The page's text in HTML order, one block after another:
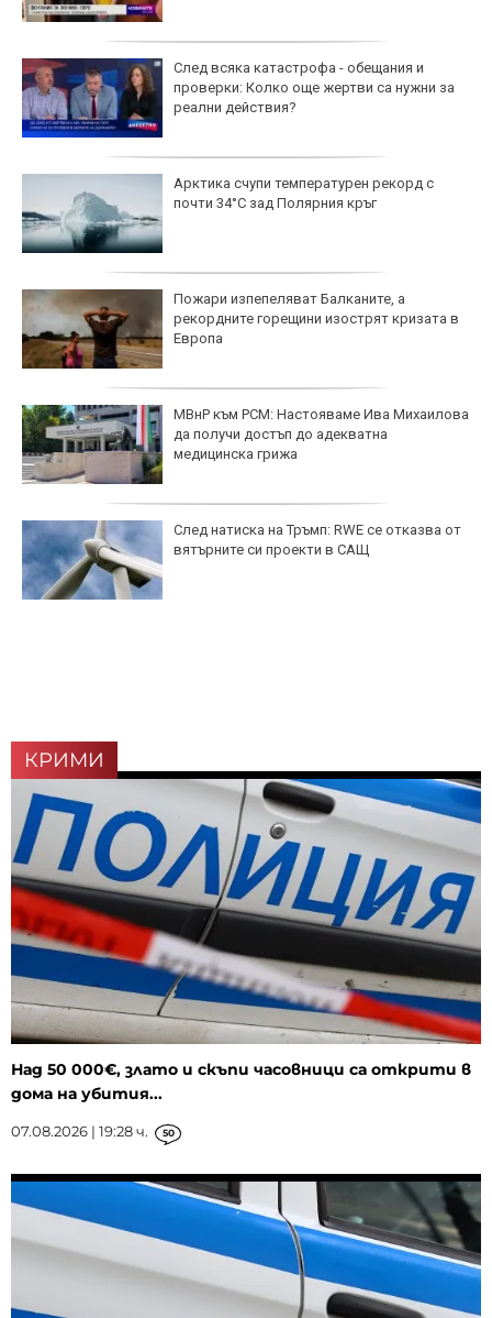
След всяка катастрофа - обещания и
проверки: Колко още жертви са нужни за
реални действия?
Арктика счупи температурен рекорд с
почти 34°C зад Полярния кръг
Пожари изпепеляват Балканите, а
рекордните горещини изострят кризата в
Европа
МВнР към РСМ: Настояваме Ива Михаилова
да получи достъп до адекватна
медицинска грижа
След натиска на Тръмп: RWE се отказва от
вятърните си проекти в САЩ
КРИМИ
Над 50 000€, злато и скъпи часовници са открити в
дома на убития...
07.08.2026 | 19:28 ч. 50